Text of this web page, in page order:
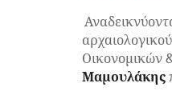
Οικονομικών
Μαμουλάκης